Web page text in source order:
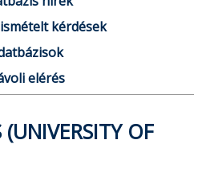
kérdések
elérés
(UNIVERSITY OF